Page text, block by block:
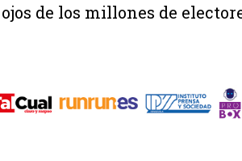
de los millones de